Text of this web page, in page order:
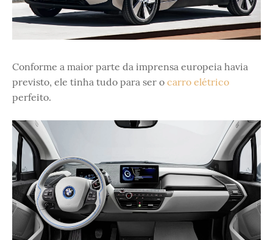
Conforme a maior parte da imprensa europeia havia
previsto, ele tinha tudo para ser o carro elétrico
perfeito.